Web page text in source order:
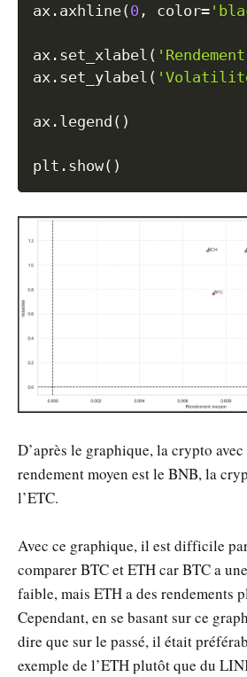
ax . axhline(0 , color=
ax . set_xlabel (
ax . set_ylabel (
ax . legend ( )
plt . show( )
D’après le graphique, la crypto
rendement moyen est le BNB, la
l’ETC.
Avec ce graphique, il est difficile
comparer BTC et ETH car BTC a
faible, mais ETH a des rendements
Cependant, en se basant sur ce
dire que sur le passé, il était
exemple de l’ETH plutôt que du